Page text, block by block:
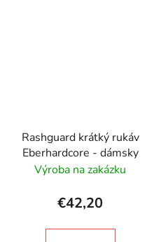
Rashguard krátký rukáv
Eberhardcore - dámsky
Výroba na zakázku
€42,20